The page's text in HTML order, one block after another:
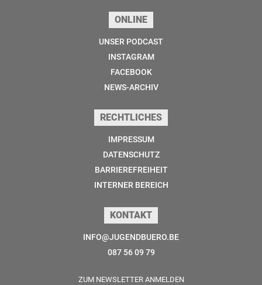
ONLINE
UNSER PODCAST
INSTAGRAM
FACEBOOK
NEWS-ARCHIV
RECHTLICHES
IMPRESSUM
DATENSCHUTZ
BARRIEREFREIHEIT
INTERNER BEREICH
KONTAKT
INFO@JUGENDBUERO.BE
087 56 09 79
ZUM NEWSLETTER ANMELDEN